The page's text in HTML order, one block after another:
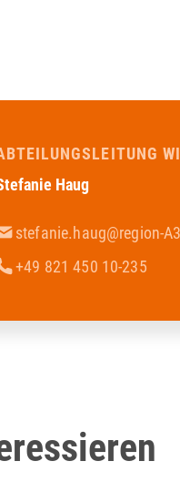
Haug
stefanie.haug@region-
+49 821 450 10-235